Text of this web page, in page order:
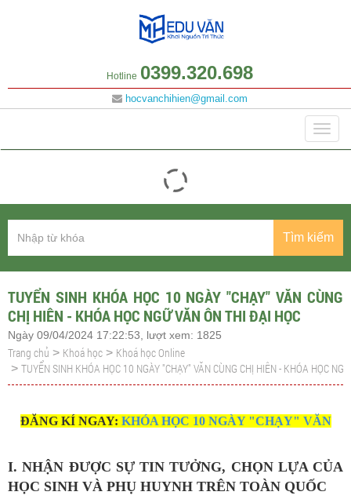
Hotline 0399.320.698
hocvanchihien@gmail.com
Tìm kiếm
TUYỂN SINH KHÓA HỌC 10 NGÀY "CHẠY" VĂN CÙNG
CHỊ HIÊN - KHÓA HỌC NGỮ VĂN ÔN THI ĐẠI HỌC
Ngày 09/04/2024 17:22:53, lượt xem: 1825
Trang chủ > Khoá học > Khoá học Online
> TUYỂN SINH KHÓA HỌC 10 NGÀY "CHẠY" VĂN CÙNG CHỊ HIÊN - KHÓA HỌC
ĐĂNG KÍ NGAY: KHÓA HỌC 10 NGÀY "CHẠY" VĂN
I. NHẬN ĐƯỢC SỰ TIN TƯỞNG, CHỌN LỰA CỦA
HỌC SINH VÀ PHỤ HUYNH TRÊN TOÀN QUỐC